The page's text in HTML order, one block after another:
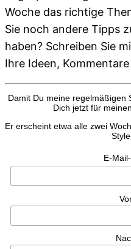
Woche das richtige
Sie noch andere Tipps
haben? Schreiben Sie
Ihre Ideen,
Damit Du meine regelmäßigen
Dich jetzt für
Er erscheint etwa alle zwei
E-